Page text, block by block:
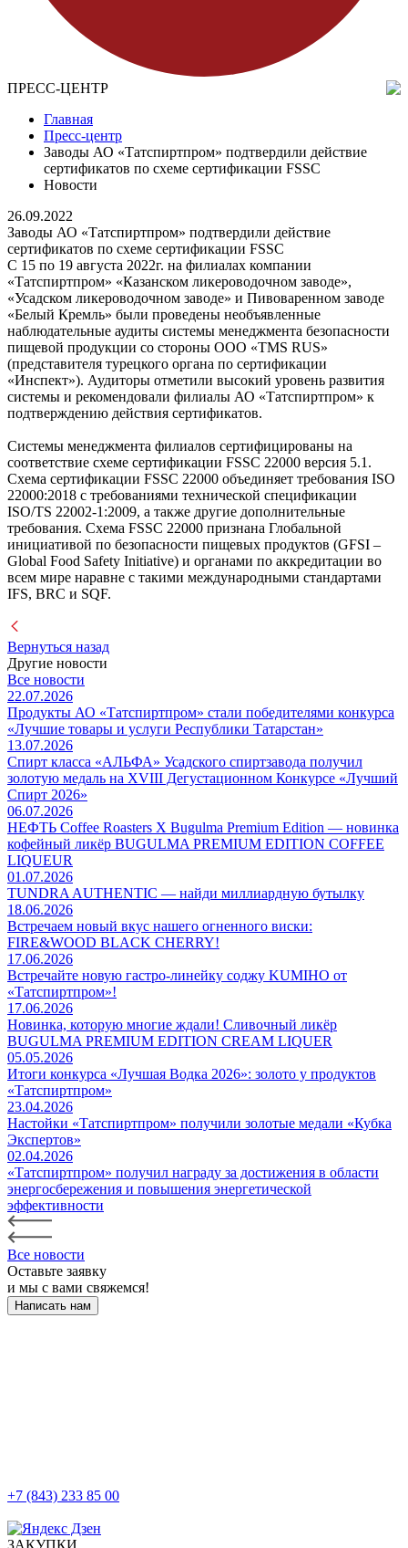
ПРЕСС-ЦЕНТР
Главная
Пресс-центр
Заводы АО «Татспиртпром» подтвердили действие
сертификатов по схеме сертификации FSSC
Новости
26.09.2022
Заводы АО «Татспиртпром» подтвердили действие
сертификатов по схеме сертификации FSSC
С 15 по 19 августа 2022г. на филиалах компании
«Татспиртпром» «Казанском ликероводочном заводе»,
«Усадском ликероводочном заводе» и Пивоваренном заводе
«Белый Кремль» были проведены необъявленные
наблюдательные аудиты системы менеджмента безопасности
пищевой продукции со стороны ООО «TMS RUS»
(представителя турецкого органа по сертификации
«Инспект»). Аудиторы отметили высокий уровень развития
системы и рекомендовали филиалы АО «Татспиртпром» к
подтверждению действия сертификатов.
Системы менеджмента филиалов сертифицированы на
соответствие схеме сертификации FSSC 22000 версия 5.1.
Схема сертификации FSSC 22000 объединяет требования ISO
22000:2018 с требованиями технической спецификации
ISO/TS 22002-1:2009, а также другие дополнительные
требования. Схема FSSC 22000 признана Глобальной
инициативой по безопасности пищевых продуктов (GFSI –
Global Food Safety Initiative) и органами по аккредитации во
всем мире наравне с такими международными стандартами
IFS, BRC и SQF.
Вернуться назад
Другие новости
Все новости
22.07.2026
Продукты АО «Татспиртпром» стали победителями конкурса
«Лучшие товары и услуги Республики Татарстан»
13.07.2026
Спирт класса «АЛЬФА» Усадского спиртзавода получил
золотую медаль на XVIII Дегустационном Конкурсе «Лучший
Спирт 2026»
06.07.2026
НЕФТЬ Coffee Roasters Х Bugulma Premium Edition — новинка
кофейный ликёр BUGULMA PREMIUM EDITION COFFEE
LIQUEUR
01.07.2026
TUNDRA AUTHENTIC — найди миллиардную бутылку
18.06.2026
Встречаем новый вкус нашего огненного виски:
FIRE&WOOD BLACK CHERRY!
17.06.2026
Встречайте новую гастро-линейку соджу KUMIHO от
«Татспиртпром»!
17.06.2026
Новинка, которую многие ждали! Сливочный ликёр
BUGULMA PREMIUM EDITION CREAM LIQUER
05.05.2026
Итоги конкурса «Лучшая Водка 2026»: золото у продуктов
«Татспиртпром»
23.04.2026
Настойки «Татспиртпром» получили золотые медали «Кубка
Экспертов»
02.04.2026
«Татспиртпром» получил награду за достижения в области
энергосбережения и повышения энергетической
эффективности
Все новости
Оставьте заявку
и мы с вами свяжемся!
Написать нам
+7 (843) 233 85 00
ЗАКУПКИ